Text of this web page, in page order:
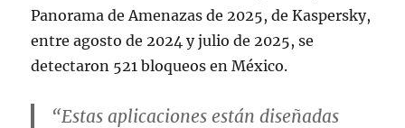
Panorama de Amenazas de 2025, de Kaspersky,
entre agosto de 2024 y julio de 2025, se
detectaron 521 bloqueos en México.
“Estas aplicaciones están diseñadas